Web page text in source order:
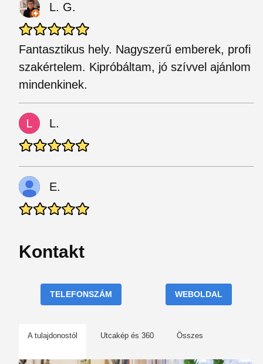
L. G.
Fantasztikus hely. Nagyszerű emberek, profi
szakértelem. Kipróbáltam, jó szívvel ajánlom
mindenkinek.
L.
E.
Kontakt
TELEFONSZÁM WEBOLDAL
A tulajdonostól Utcakép és 360 Összes